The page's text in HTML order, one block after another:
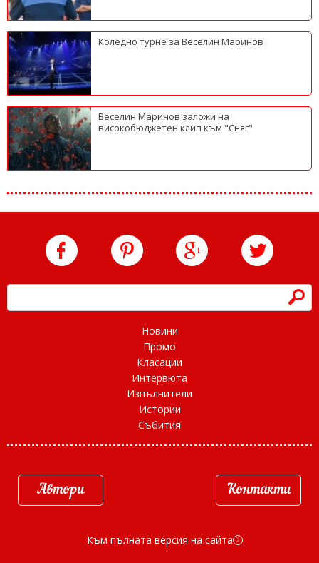
Коледно турне за Веселин Маринов
Веселин Маринов заложи на
високобюджетен клип към "Сняг"
h
Новини
Промо
Класации
Интервюта
Изпълнители
Истории
Събития
Автори Контакти
Към пълната версия на сайта d